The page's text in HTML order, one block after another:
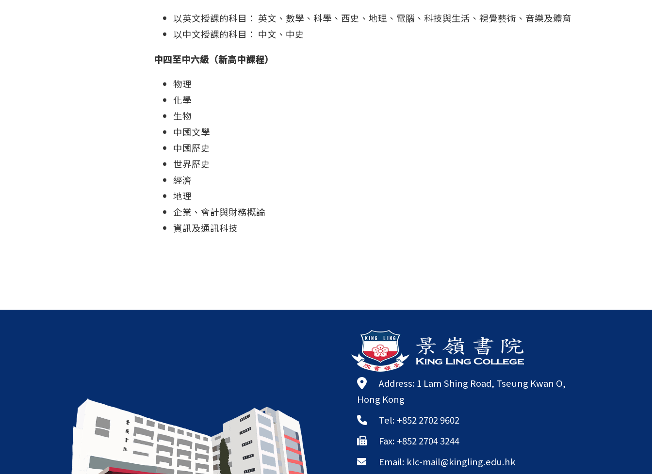
以英文授課的科目： 英文、數學、科學、西史、地理、電腦、科技與生活、視覺藝術、音樂及體育
以中文授課的科目： 中文、中史
中四至中六級（新高中課程）
物理
化學
生物
中國文學
中國歷史
世界歷史
經濟
地理
企業、會計與財務概論
資訊及通訊科技
Address: 1 Lam Shing Road, Tseung Kwan O,
Hong Kong
Tel: +852 2702 9602
Fax: +852 2704 3244
Email: klc-mail@kingling.edu.hk